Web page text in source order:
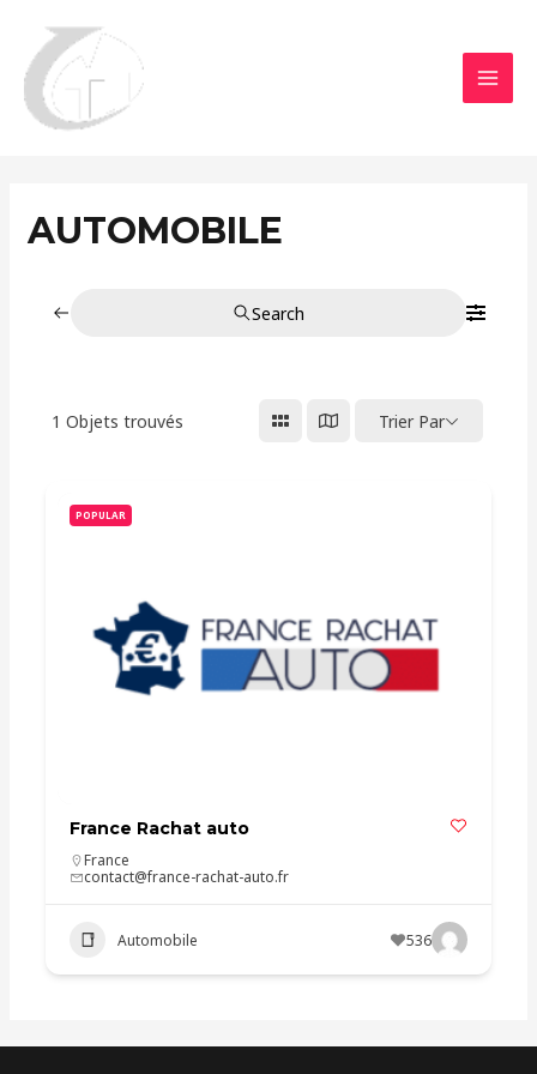
contenu
AUTOMOBILE
Search
1 Objets trouvés Trier Par
POPULAR
France Rachat auto
France
contact@france-rachat-auto.fr
Automobile 536